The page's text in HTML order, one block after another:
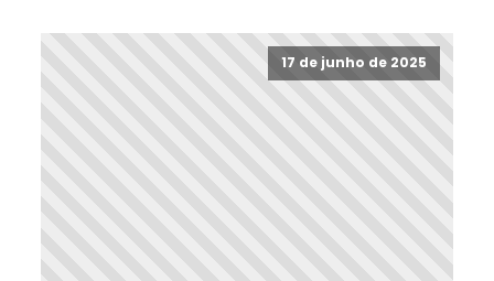
17 de junho de 2025